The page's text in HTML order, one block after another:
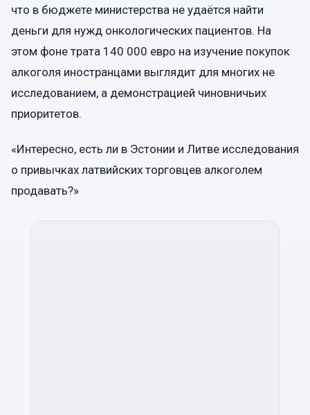
что в бюджете министерства не удаётся найти
деньги для нужд онкологических пациентов. На
этом фоне трата 140 000 евро на изучение покупок
алкоголя иностранцами выглядит для многих не
исследованием, а демонстрацией чиновничьих
приоритетов.
«Интересно, есть ли в Эстонии и Литве исследования
о привычках латвийских торговцев алкоголем
продавать?»